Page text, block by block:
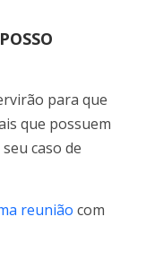
para que
que possuem
caso de
reunião com